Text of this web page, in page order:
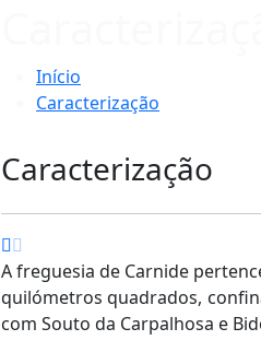
Início
Caracterização
Caracterização
A freguesia de Carnide
quilómetros quadrados,
com Souto da Carpalhosa e